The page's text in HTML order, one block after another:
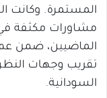
المستمرة. وكانت
مشاورات مكثفة
الماضيين، ضمن
تقريب وجهات
السودانية.